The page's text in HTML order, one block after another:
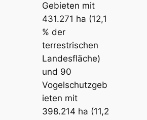
Gebieten mit
431.271 ha (12,1
% der
terrestrischen
Landesfläche)
und 90
Vogelschutzgeb
ieten mit
398.214 ha (11,2